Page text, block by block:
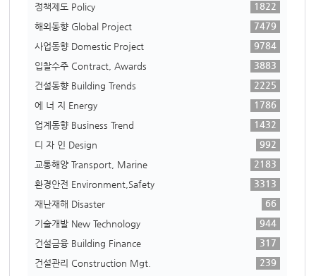
정책제도 Policy
1822
해외동향 Global Project
7479
사업동향 Domestic Project
9784
입찰수주 Contract, Awards
3883
건설동향 Building Trends
2225
에 너 지 Energy
1786
업계동향 Business Trend
1432
디 자 인 Design
992
교통해양 Transport, Marine
2183
환경안전 Environment,Safety
3313
재난재해 Disaster
66
기술개발 New Technology
944
건설금융 Building Finance
317
건설관리 Construction Mgt.
239